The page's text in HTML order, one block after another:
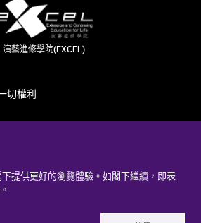
提供更好的瀏覽體驗。如閣下繼續，即表
演藝進修學院(EXCEL)
切權利